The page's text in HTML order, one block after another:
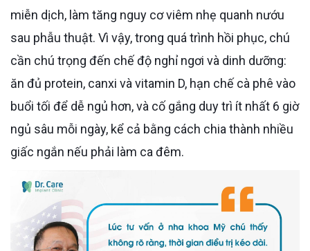
miễn dịch, làm tăng nguy cơ viêm nhẹ quanh nướu
sau phẫu thuật. Vì vậy, trong quá trình hồi phục, chú
cần chú trọng đến chế độ nghỉ ngơi và dinh dưỡng:
ăn đủ protein, canxi và vitamin D, hạn chế cà phê vào
buổi tối để dễ ngủ hơn, và cố gắng duy trì ít nhất 6 giờ
ngủ sâu mỗi ngày, kể cả bằng cách chia thành nhiều
giấc ngắn nếu phải làm ca đêm.